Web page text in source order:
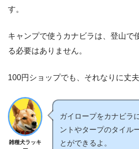
す。
キャンプで使うカナビラは、登山で
る必要はありません。
100円ショップでも、それなりに丈
雑種犬ラッキ
ガイロープをカナビラ
ントやタープのタイル
とができるよ。